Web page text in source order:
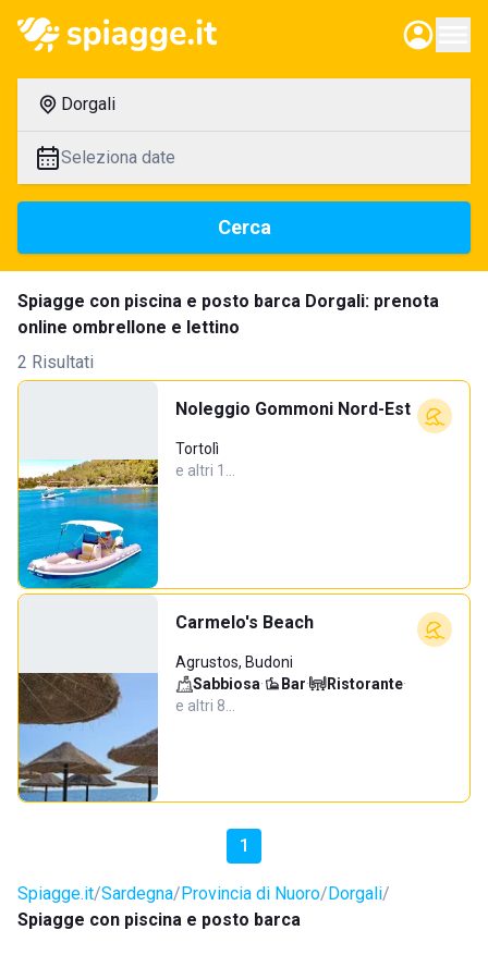
Dorgali
Seleziona date
Cerca
Spiagge con piscina e posto barca Dorgali: prenota
online ombrellone e lettino
2 Risultati
Noleggio Gommoni Nord-Est
Tortolì
e altri 1…
Carmelo's Beach
Agrustos, Budoni
Sabbiosa· Bar· Ristorante·
e altri 8…
1
Spiagge.it Sardegna Provincia di Nuoro Dorgali
Spiagge con piscina e posto barca